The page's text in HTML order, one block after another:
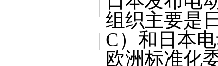
组织主要是
C）和日本
欧洲标准化